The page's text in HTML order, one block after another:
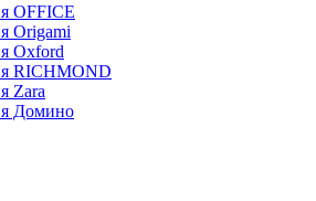
OFFICE
Origami
Oxford
RICHMOND
Zara
Домино